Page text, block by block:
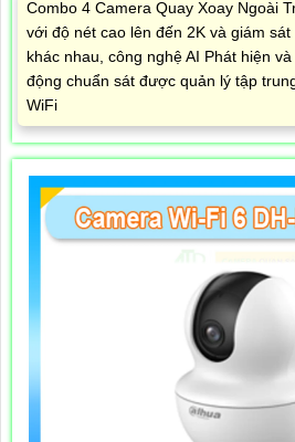
Combo 4 Camera Quay Xoay Ngoài
với độ nét cao lên đến 2K và giám
khác nhau, công nghệ AI Phát hiện
động chuẩn sát được quản lý tập
WiFi